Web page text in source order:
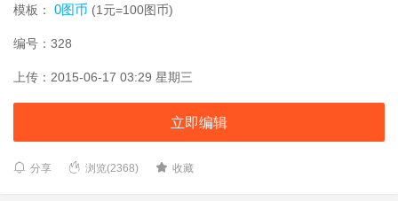
模板： 0图币 (1元=100图币)
编号：328
上传：2015-06-17 03:29 星期三
立即编辑
分享 浏览(2368) 收藏